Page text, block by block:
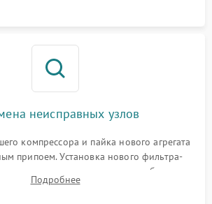
неисправных узлов
компрессора и пайка нового агрегата
припоем. Установка нового фильтра-
изношенных вентиляторов обдува,
или поврежденных дверных петель.
Подробнее